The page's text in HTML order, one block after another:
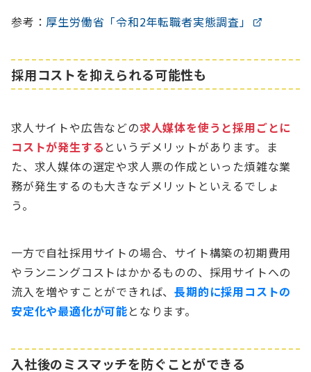
参考： 厚生労働省「令和2年転職者実態調査」
採用コストを抑えられる可能性も
求人サイトや広告などの求人媒体を使うと採用ごとに
コストが発生する というデメリットがあります。ま
た、求人媒体の選定や求人票の作成といった煩雑な業
務が発生するのも大きなデメリットといえるでしょ
う。
一方で自社採用サイトの場合、サイト構築の初期費用
やランニングコストはかかるものの、採用サイトへの
流入を増やすことができれば、長期的に採用コストの
安定化や最適化が可能となります。
入社後のミスマッチを防ぐことができる